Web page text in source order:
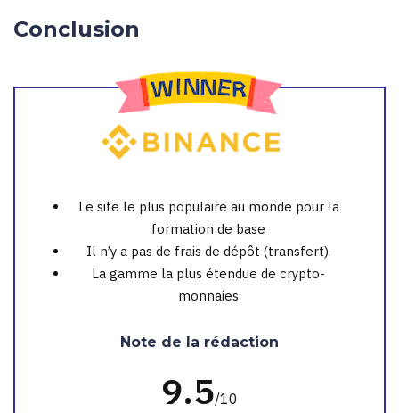
Conclusion
Le site le plus populaire au monde pour la
formation de base
Il n’y a pas de frais de dépôt (transfert).
La gamme la plus étendue de crypto-
monnaies
Note de la rédaction
9.5/10